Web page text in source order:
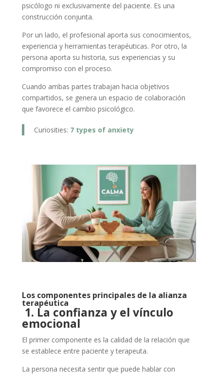
psicólogo ni exclusivamente del paciente. Es una
construcción conjunta.
Por un lado, el profesional aporta sus conocimientos,
experiencia y herramientas terapéuticas. Por otro, la
persona aporta su historia, sus experiencias y su
compromiso con el proceso.
Cuando ambas partes trabajan hacia objetivos
compartidos, se genera un espacio de colaboración
que favorece el cambio psicológico.
Curiosities: 7 types of anxiety
Los componentes principales de la alianza
terapéutica
1. La confianza y el vínculo
emocional
El primer componente es la calidad de la relación que
se establece entre paciente y terapeuta.
La persona necesita sentir que puede hablar con